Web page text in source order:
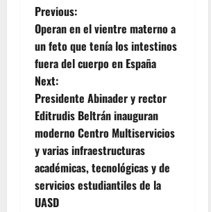
P
o
s
t
n
a
v
Previous:
Operan en el vientre materno a
un feto que tenía los intestinos
fuera del cuerpo en España
Next:
Presidente Abinader y rector
Editrudis Beltrán inauguran
moderno Centro Multiservicios
y varias infraestructuras
académicas, tecnológicas y de
servicios estudiantiles de la
UASD